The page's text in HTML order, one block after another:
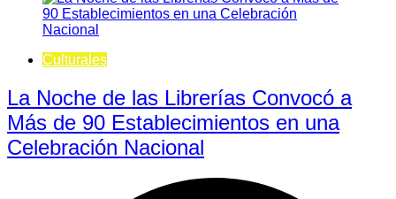
Culturales
La Noche de las Librerías Convocó a
Más de 90 Establecimientos en una
Celebración Nacional